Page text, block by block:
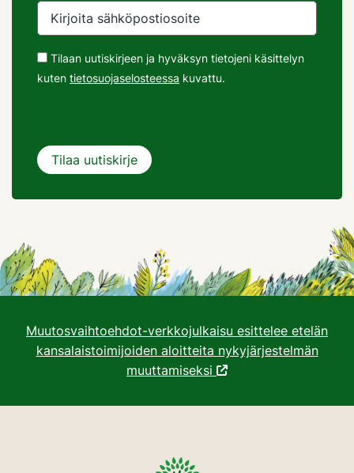
Tilaan uutiskirjeen ja hyväksyn tietojeni käsittelyn
kuten tietosuojaselosteessa kuvattu.
Muutosvaihtoehdot-verkkojulkaisu esittelee etelän
kansalaistoimijoiden aloitteita nykyjärjestelmän
muuttamiseksi